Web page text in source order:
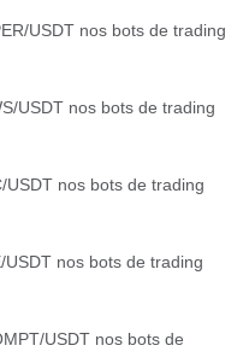
USDT nos bots de trading
USDT nos bots de trading
nos bots de trading
nos bots de trading
USDT nos bots de